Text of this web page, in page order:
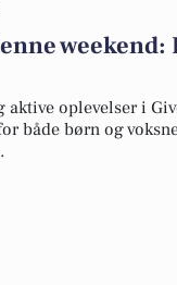
weekend:
oplevelser i
både børn og